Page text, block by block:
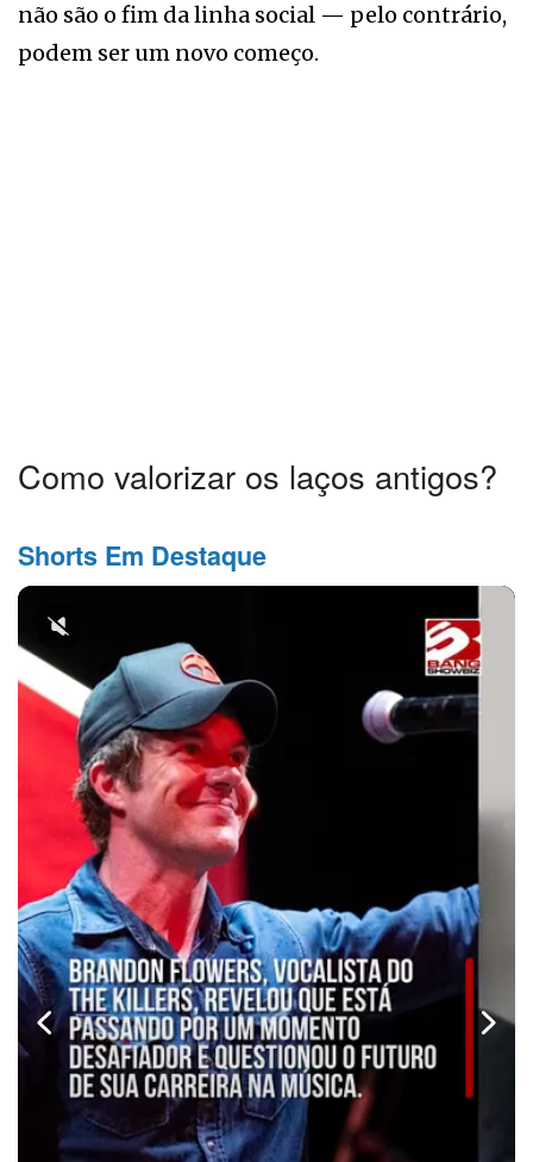
não são o fim da linha social — pelo contrário,
podem ser um novo começo.
Como valorizar os laços antigos?
Shorts Em Destaque